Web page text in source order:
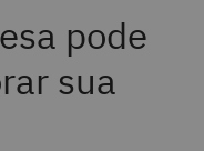
pode
sua